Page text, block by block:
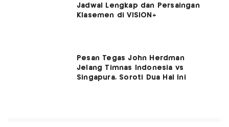
Jadwal Lengkap dan Persaingan
Klasemen di VISION+
Pesan Tegas John Herdman
Jelang Timnas Indonesia vs
Singapura, Soroti Dua Hal Ini